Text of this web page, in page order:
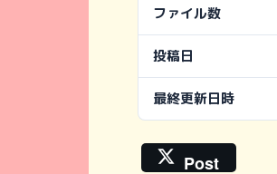
ファイル数
投稿日
最終更新日時
Post